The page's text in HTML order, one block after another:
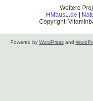
Weitere
HMausL.de
Copyright:
Powered by WordPressand